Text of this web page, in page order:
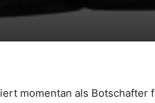
momentan als Botschafter